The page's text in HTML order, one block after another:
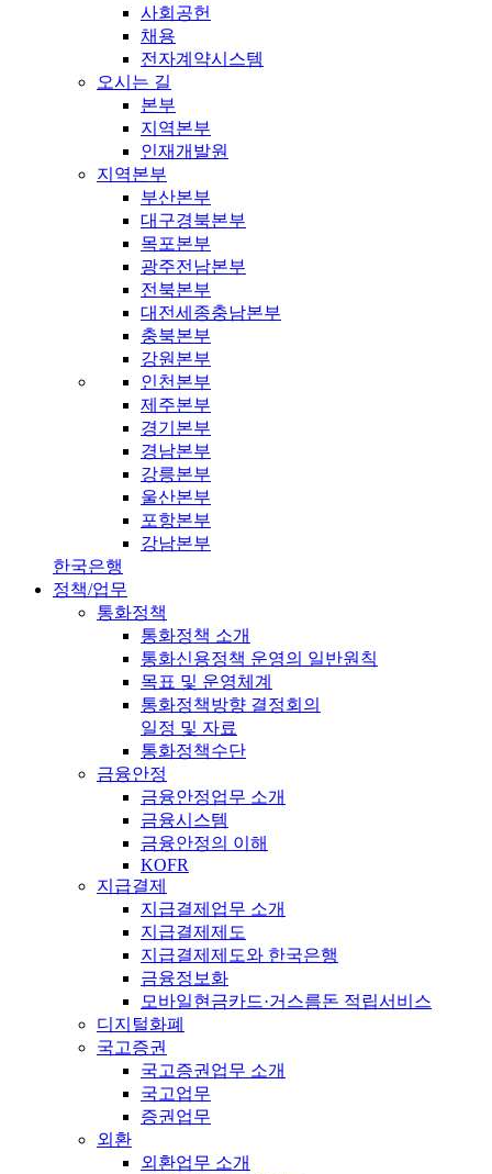
사회공헌
채용
전자계약시스템
오시는 길
본부
지역본부
인재개발원
지역본부
부산본부
대구경북본부
목포본부
광주전남본부
전북본부
대전세종충남본부
충북본부
강원본부
인천본부
제주본부
경기본부
경남본부
강릉본부
울산본부
포항본부
강남본부
한국은행
정책/업무
통화정책
통화정책 소개
통화신용정책 운영의 일반원칙
목표 및 운영체계
통화정책방향 결정회의
일정 및 자료
통화정책수단
금융안정
금융안정업무 소개
금융시스템
금융안정의 이해
KOFR
지급결제
지급결제업무 소개
지급결제제도
지급결제제도와 한국은행
금융정보화
모바일현금카드·거스름돈 적립서비스
디지털화폐
국고증권
국고증권업무 소개
국고업무
증권업무
외환
외환업무 소개